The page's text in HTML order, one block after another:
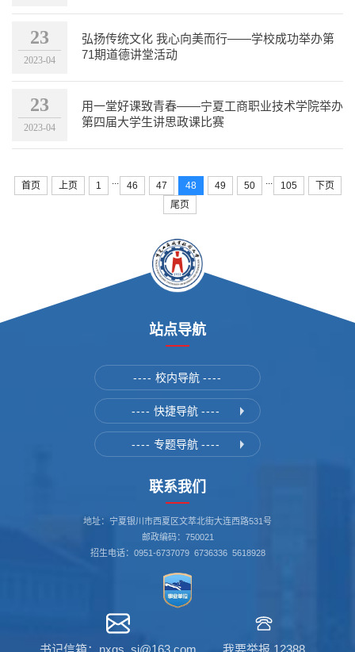
23
2023-04
弘扬传统文化 我心向美而行——学校成功举办第
71期道德讲堂活动
23
2023-04
用一堂好课致青春——宁夏工商职业技术学院举办
第四届大学生讲思政课比赛
首页 上页 1 ... 46 47 48 49 50 ... 105
下页
尾页
站点导航
---- 校内导航 ----
---- 快捷导航 ----
---- 专题导航 ----
联系我们
地址：宁夏银川市西夏区文萃北街大连西路531号
邮政编码：750021
招生电话：0951-6737079 6736336 5618928
书记信箱：nxgs_sj@163.com 我要举报 12388